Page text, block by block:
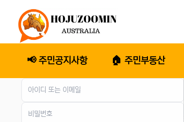
📢 주민공지사항 🏠 주민부동산